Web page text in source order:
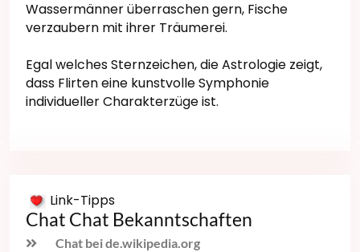
Wassermänner überraschen gern, Fische
verzaubern mit ihrer Träumerei.
Egal welches Sternzeichen, die Astrologie zeigt,
dass Flirten eine kunstvolle Symphonie
individueller Charakterzüge ist.
Link-Tipps
Chat Chat Bekanntschaften
Chat bei de.wikipedia.org